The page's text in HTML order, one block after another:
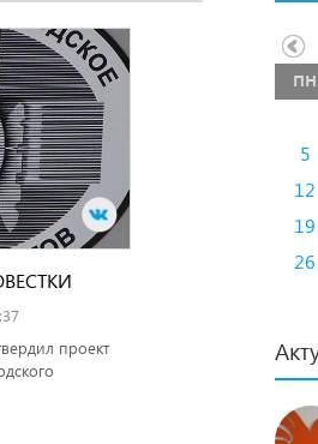
проект
пн
5
12
19
26